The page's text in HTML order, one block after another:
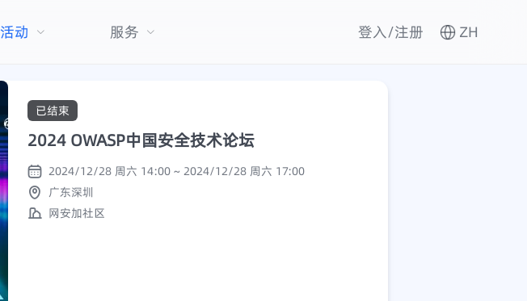
活动 服务 登入/注册 ZH
已结束
2024 OWASP中国安全技术论坛
2024/12/28 周六 14:00 ~ 2024/12/28 周六 17:00
广东深圳
网安加社区